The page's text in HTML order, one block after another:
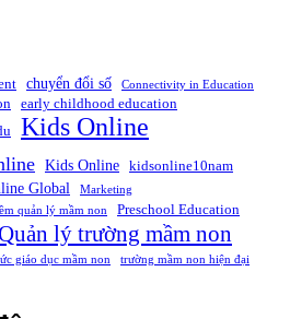
chuyển đổi số
Connectivity in Education
early childhood education
Kids Online
Kids Online
kidsonline10nam
Global Marketing
quản lý mầm non Preschool Education
lý trường mầm non
giáo dục mầm non
trường mầm non hiện đại